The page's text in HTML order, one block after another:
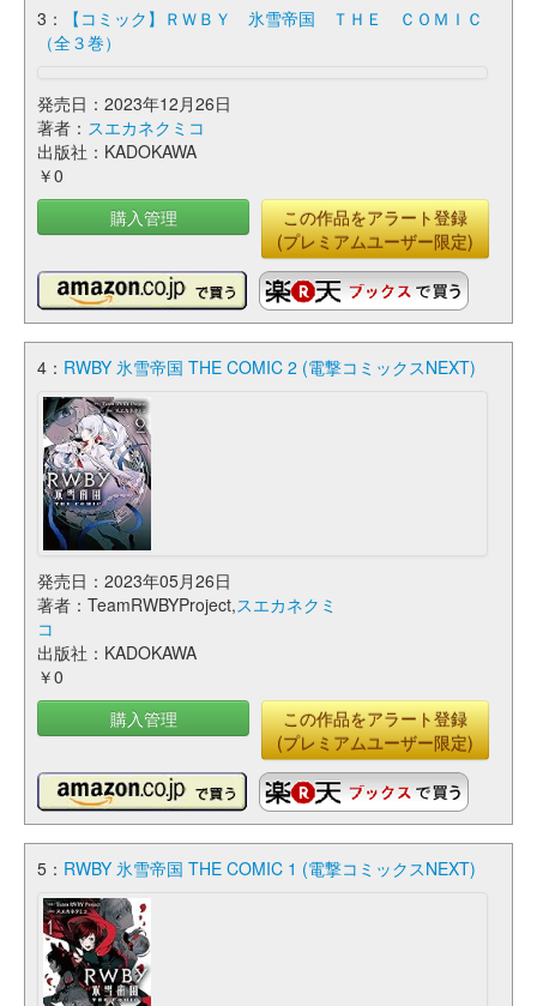
3：
【コミック】ＲＷＢＹ 氷雪帝国 ＴＨＥ ＣＯＭＩＣ
（全３巻）
発売日：2023年12月26日
著者： スエカネクミコ
出版社：KADOKAWA
￥0
購入管理
この作品をアラート登録
(プレミアムユーザー限定)
4： RWBY 氷雪帝国 THE COMIC 2 (電撃コミックスNEXT)
発売日：2023年05月26日
著者：TeamRWBYProject,スエカネクミ
コ
出版社：KADOKAWA
￥0
購入管理
この作品をアラート登録
(プレミアムユーザー限定)
5： RWBY 氷雪帝国 THE COMIC 1 (電撃コミックスNEXT)